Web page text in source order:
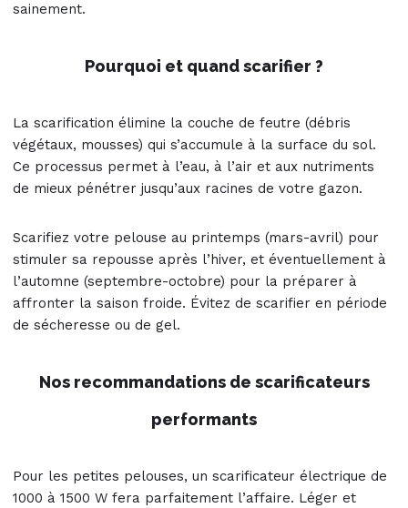
sainement.
Pourquoi et quand scarifier ?
La scarification élimine la couche de feutre (débris
végétaux, mousses) qui s’accumule à la surface du sol.
Ce processus permet à l’eau, à l’air et aux nutriments
de mieux pénétrer jusqu’aux racines de votre gazon.
Scarifiez votre pelouse au printemps (mars-avril) pour
stimuler sa repousse après l’hiver, et éventuellement à
l’automne (septembre-octobre) pour la préparer à
affronter la saison froide. Évitez de scarifier en période
de sécheresse ou de gel.
Nos recommandations de scarificateurs
performants
Pour les petites pelouses, un scarificateur électrique de
1000 à 1500 W fera parfaitement l’affaire. Léger et